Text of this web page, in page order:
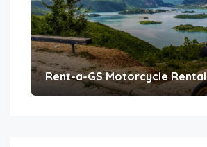
Rent-a-GS Motorcycle Rental